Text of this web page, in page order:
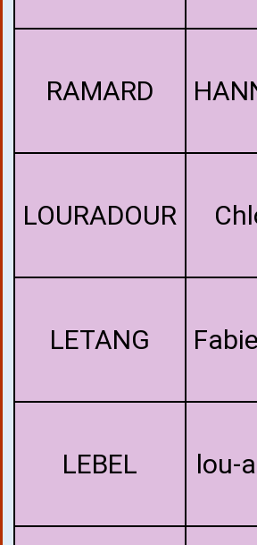
RAMARD
LOURADOUR
LETANG
LEBEL lou-